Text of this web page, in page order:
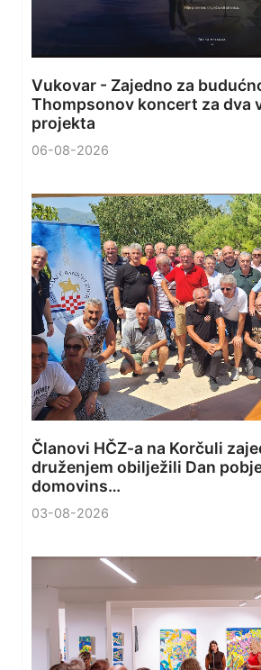
Vukovar - Zajedno za
Thompsonov koncert za dva
projekta
06-08-2026
Članovi HČZ-a na Korčuli
druženjem obilježili Dan
domovins…
03-08-2026